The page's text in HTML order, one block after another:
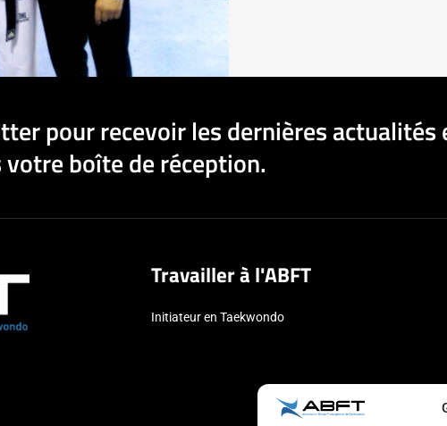
pour recevoir les dernières actualités
boîte de réception.
Travailler à l'ABFT
Initiateur en Taekwondo